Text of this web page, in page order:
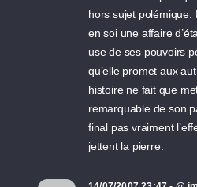
hors sujet polémique.
en soi une affaire
use de ses pouvoirs
qu’elle promet aux
histoire ne fait que
remarquable de son
final pas vraiment
jettent la pierre.